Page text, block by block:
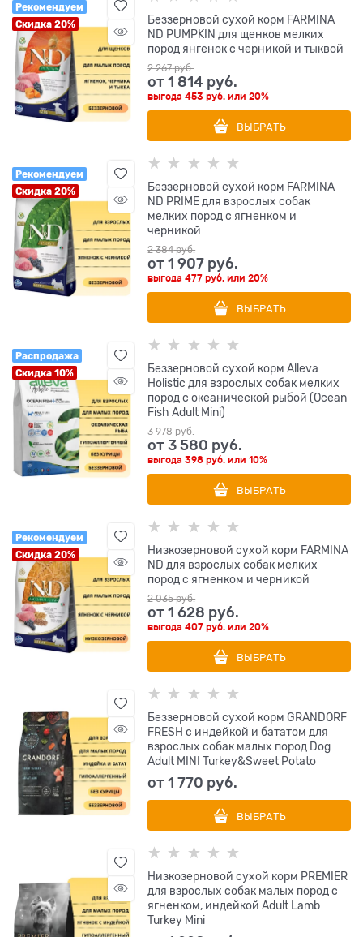
Рекомендуем
Скидка 20%
Беззерновой cухой корм FARMINA
ND PUMPKIN для щенков мелких
пород янгенок с черникой и тыквой
2 267 руб.
от1 814 руб.
выгода453 руб. или20%
ВЫБРАТЬ
Рекомендуем
Скидка 20%
Беззерновой cухой корм FARMINA
ND PRIME для взрослых собак
мелких пород с ягненком и
черникой
2 384 руб.
от1 907 руб.
выгода477 руб. или20%
ВЫБРАТЬ
Распродажа
Скидка 10%
Беззерновой сухой корм Alleva
Holistic для взрослых собак мелких
пород с океанической рыбой (Ocean
Fish Adult Mini)
3 978 руб.
от3 580 руб.
выгода398 руб. или10%
ВЫБРАТЬ
Рекомендуем
Скидка 20%
Низкозерновой cухой корм FARMINA
ND для взрослых собак мелких
пород с ягненком и черникой
2 035 руб.
от1 628 руб.
выгода407 руб. или20%
ВЫБРАТЬ
Беззерновой сухой корм GRANDORF
FRESH с индейкой и бататом для
взрослых собак малых пород Dog
Adult MINI Turkey&Sweet Potato
от1 770 руб.
ВЫБРАТЬ
Низкозерновой сухой корм PREMIER
для взрослых собак малых пород с
ягненком, индейкой Adult Lamb
Turkey Mini